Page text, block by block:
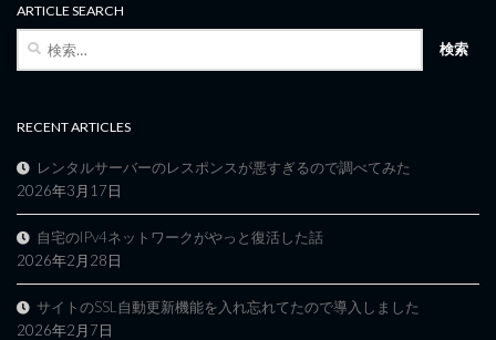
ARTICLE SEARCH
RECENT ARTICLES
レンタルサーバーのレスポンスが悪すぎるので調べてみた
2026年3月17日
自宅のIPv4ネットワークがやっと復活した話
2026年2月28日
サイトのSSL自動更新機能を入れ忘れてたので導入しました
2026年2月7日